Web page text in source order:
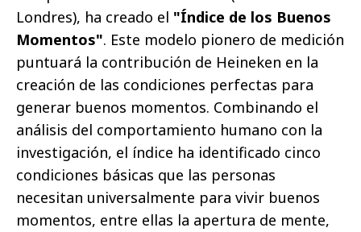
Londres), ha creado el "Índice de los Buenos
Momentos". Este modelo pionero de medición
puntuará la contribución de Heineken en la
creación de las condiciones perfectas para
generar buenos momentos. Combinando el
análisis del comportamiento humano con la
investigación, el índice ha identificado cinco
condiciones básicas que las personas
necesitan universalmente para vivir buenos
momentos, entre ellas la apertura de mente,